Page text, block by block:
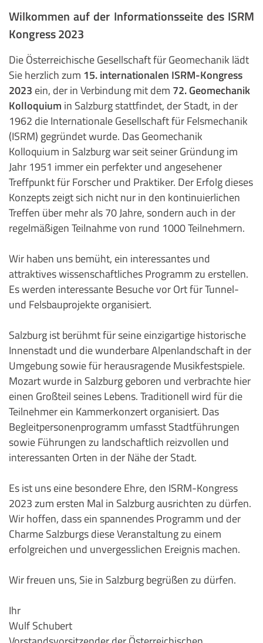
Wilkommen auf der Informationsseite des ISRM
Kongress 2023
Die Österreichische Gesellschaft für Geomechanik lädt
Sie herzlich zum 15. internationalen ISRM-Kongress
2023 ein, der in Verbindung mit dem 72. Geomechanik
Kolloquium in Salzburg stattfindet, der Stadt, in der
1962 die Internationale Gesellschaft für Felsmechanik
(ISRM) gegründet wurde. Das Geomechanik
Kolloquium in Salzburg war seit seiner Gründung im
Jahr 1951 immer ein perfekter und angesehener
Treffpunkt für Forscher und Praktiker. Der Erfolg dieses
Konzepts zeigt sich nicht nur in den kontinuierlichen
Treffen über mehr als 70 Jahre, sondern auch in der
regelmäßigen Teilnahme von rund 1000 Teilnehmern.
Wir haben uns bemüht, ein interessantes und
attraktives wissenschaftliches Programm zu erstellen.
Es werden interessante Besuche vor Ort für Tunnel-
und Felsbauprojekte organisiert.
Salzburg ist berühmt für seine einzigartige historische
Innenstadt und die wunderbare Alpenlandschaft in der
Umgebung sowie für herausragende Musikfestspiele.
Mozart wurde in Salzburg geboren und verbrachte hier
einen Großteil seines Lebens. Traditionell wird für die
Teilnehmer ein Kammerkonzert organisiert. Das
Begleitpersonenprogramm umfasst Stadtführungen
sowie Führungen zu landschaftlich reizvollen und
interessanten Orten in der Nähe der Stadt.
Es ist uns eine besondere Ehre, den ISRM-Kongress
2023 zum ersten Mal in Salzburg ausrichten zu dürfen.
Wir hoffen, dass ein spannendes Programm und der
Charme Salzburgs diese Veranstaltung zu einem
erfolgreichen und unvergesslichen Ereignis machen.
Wir freuen uns, Sie in Salzburg begrüßen zu dürfen.
Ihr
Wulf Schubert